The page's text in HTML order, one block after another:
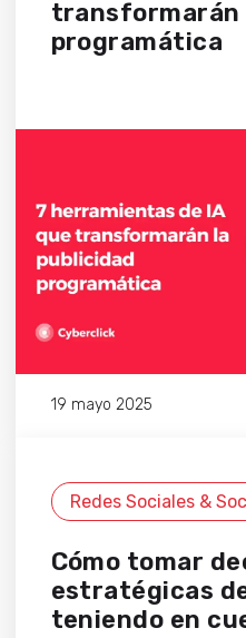
transformarán
programática
19 mayo 2025
Redes Sociales &
Cómo tomar
estratégicas
teniendo en